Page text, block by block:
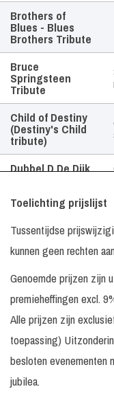
Brothers of
Blues - Blues
Brothers Tribute
Bruce
Springsteen
Tribute
Child of Destiny
(Destiny's Child
tribute)
Dubbel D De Dijk
Faith (George
Michael Tribute)
ForEverly
Frank & The
Diva
Frank & The Diva
Tape Show
Frank & The Diva
met Saxofonist
Toelichting prijslijst
Tussentijdse
kunnen geen rechten
Genoemde prijzen zijn
premieheffingen excl.
Alle prijzen zijn
toepassing)
besloten evenementen
jubilea.